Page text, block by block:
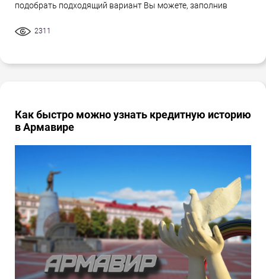
подобрать подходящий вариант Вы можете, заполнив
2311
Как быстро можно узнать кредитную историю
в Армавире